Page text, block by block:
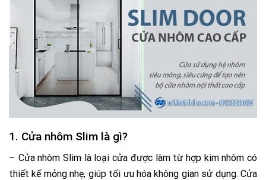
1. Cửa nhôm Slim là gì?
– Cửa nhôm Slim là loại cửa được làm từ hợp kim nhôm có
thiết kế mỏng nhẹ, giúp tối ưu hóa không gian sử dụng. Cửa